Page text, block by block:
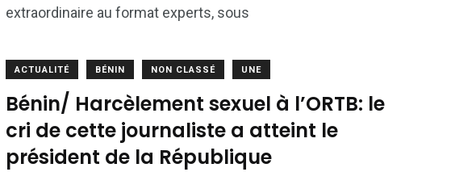
extraordinaire au format experts, sous
ACTUALITÉ BÉNIN NON CLASSÉ UNE
Bénin/ Harcèlement sexuel à l’ORTB: le
cri de cette journaliste a atteint le
président de la République
1 7